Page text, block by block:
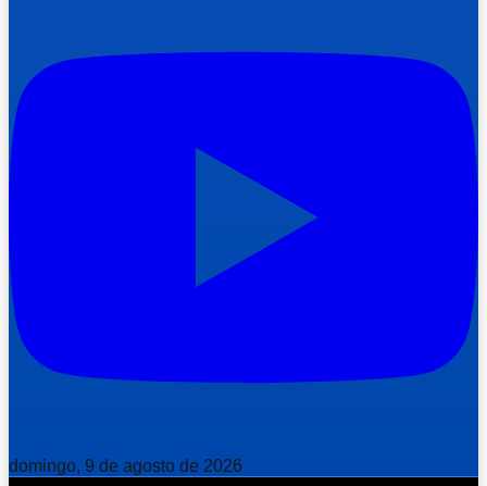
domingo, 9 de agosto de 2026